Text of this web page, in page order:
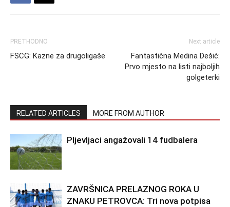
PRETHODNO
FSCG: Kazne za drugoligaše
Next article
Fantastična Medina Dešić:
Prvo mjesto na listi najboljih
golgeterki
RELATED ARTICLES MORE FROM AUTHOR
Pljevljaci angažovali 14 fudbalera
ZAVRŠNICA PRELAZNOG ROKA U
ZNAKU PETROVCA: Tri nova potpisa